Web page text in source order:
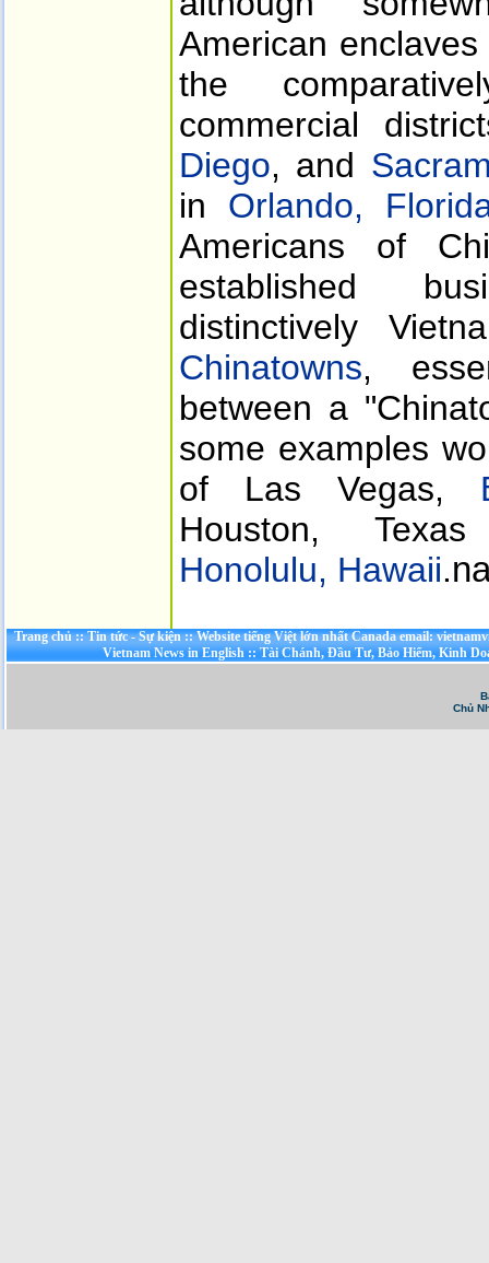
American
the
commercial
Diego, and
in Orlando,
Americans of
established
distinctively
Chinatowns,
between a
some examples
of Las Vegas,
Houston,
Honolulu, Hawaii.
Trang chủ::Tin tức - Sự kiện::Website tiếng Việt lớn nhất Canada email:
Vietnam News in English::Tài Chánh, Đầu Tư, Bảo Hiểm, Kinh
Chủ